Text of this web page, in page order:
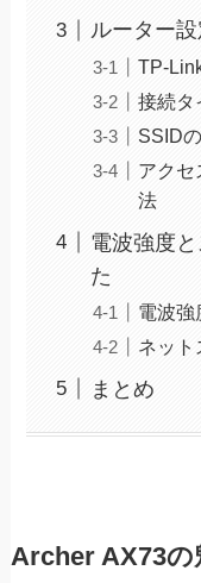
ルーター設
TP-
接続タ
SSID
アクセ
法
電波強度
た
電波強
ネット
まとめ
Archer AX73の